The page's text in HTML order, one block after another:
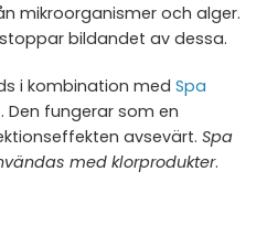
mikroorganismer och alger.
bildandet av dessa.
i kombination med Spa
. Den fungerar som en
avsevärt. Spa
med klorprodukter.